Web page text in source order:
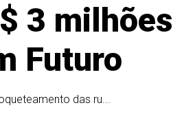
3 milhões
Futuro
das ru...